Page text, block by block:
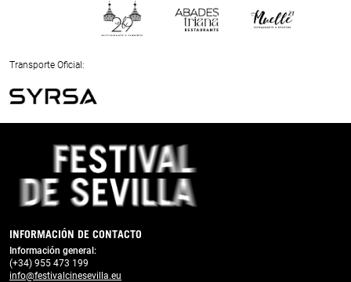
Next
Transporte Oficial:
Previous
INFORMACIÓN DE CONTACTO
Información general:
(+34) 955 473 199
info@festivalcinesevilla.eu